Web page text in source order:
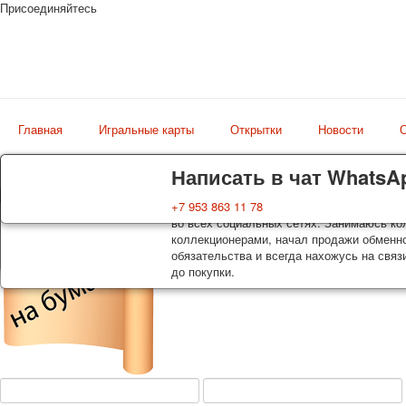
Доставка
Колоды, почтовые открытки тщательно
оплаты. Исключение: репринт под заказ,
осуществляется почтой России с треком
момент покупки. По желанию
Гарантия
Вы покупаете колоды игральных карт,
во всех социальных сетях. Занимаюсь
коллекционерами, начал продажи
обязательства и всегда нахожусь на
до покупки.
Написать в чат
+7 953 863 11 78
Присоединяйтесь
Главная Игральные карты Открытки Новости
искусство мира